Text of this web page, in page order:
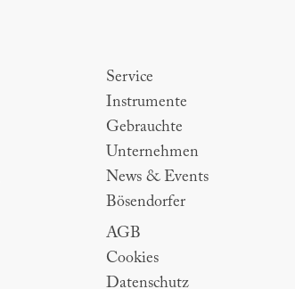
Service
Instrumente
Gebrauchte
Unternehmen
News & Events
Bösendorfer
AGB
Cookies
Datenschutz